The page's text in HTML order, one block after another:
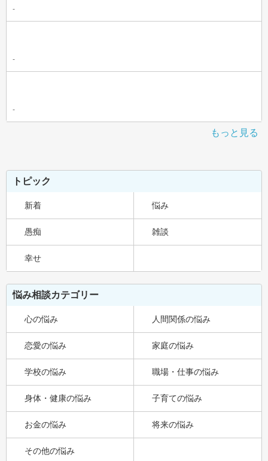
-
-
-
もっと見る
トピック
新着 悩み
愚痴 雑談
幸せ
悩み相談カテゴリー
心の悩み 人間関係の悩み
恋愛の悩み 家庭の悩み
学校の悩み 職場・仕事の悩み
身体・健康の悩み 子育ての悩み
お金の悩み 将来の悩み
その他の悩み